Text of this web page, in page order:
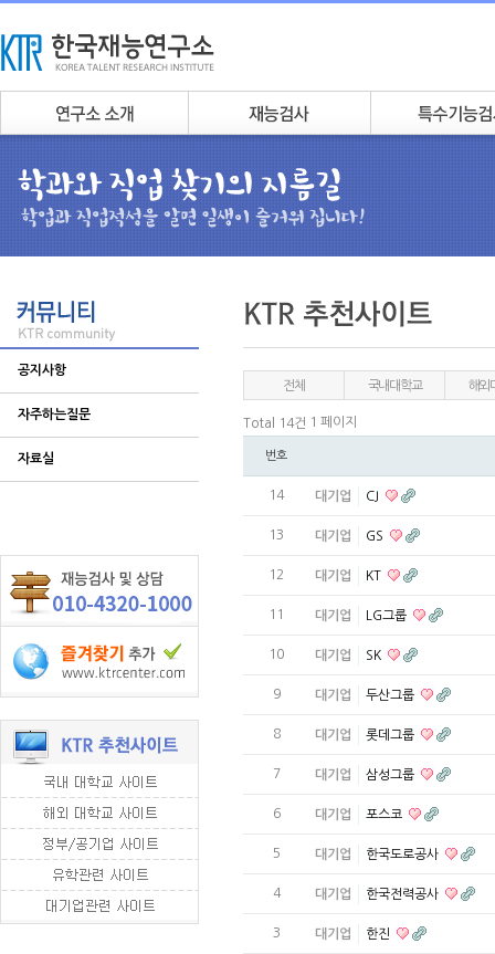
공지사항
자주하는질문
자료실
전체 국내대학교 해외
Total 14건 1 페이지
번호
14 대기업 CJ
13 대기업 GS
12 대기업 KT
11 대기업 LG그룹
10 대기업 SK
9 대기업 두산그룹
8 대기업 롯데그룹
7 대기업 삼성그룹
6 대기업 포스코
5 대기업 한국도로공사
4 대기업 한국전력공사
3 대기업 한진